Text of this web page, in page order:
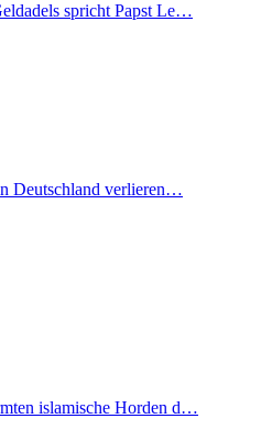
spricht Papst Le…
Deutschland verlieren…
islamische Horden d…